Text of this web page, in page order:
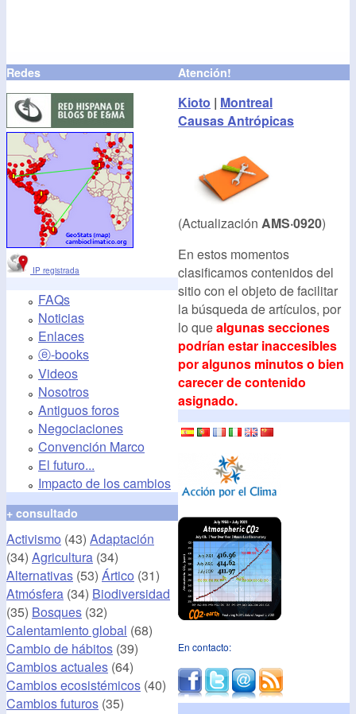
Redes
IP registrada
FAQs
Noticias
Enlaces
ⓔ-books
Videos
Nosotros
Antiguos foros
Negociaciones
Convención Marco
El futuro...
Impacto de los cambios
+ consultado
Activismo (43) Adaptación
(34) Agricultura (34)
Alternativas (53) Ártico (31)
Atmósfera (34) Biodiversidad
(35) Bosques (32)
Calentamiento global (68)
Cambio de hábitos (39)
Cambios actuales (64)
Cambios ecosistémicos (40)
Cambios futuros (35)
Atención!
Kioto | Montreal
Causas Antrópicas
(Actualización AMS·0920)
En estos momentos
clasificamos contenidos del
sitio con el objeto de facilitar
la búsqueda de artículos, por
lo quealgunas secciones
podrían estar inaccesibles
por algunos minutos o bien
carecer de contenido
asignado.
En contacto: